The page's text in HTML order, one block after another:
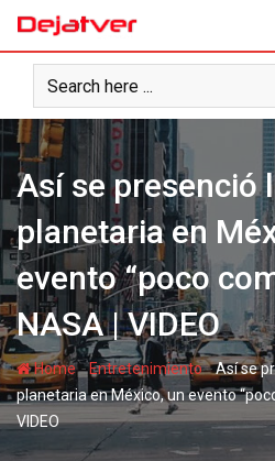
Skip
content
Así se presenció
planetaria en
evento “poco
NASA | VIDEO
Home-Entretenimiento-Así se
planetaria en México, un evento
VIDEO